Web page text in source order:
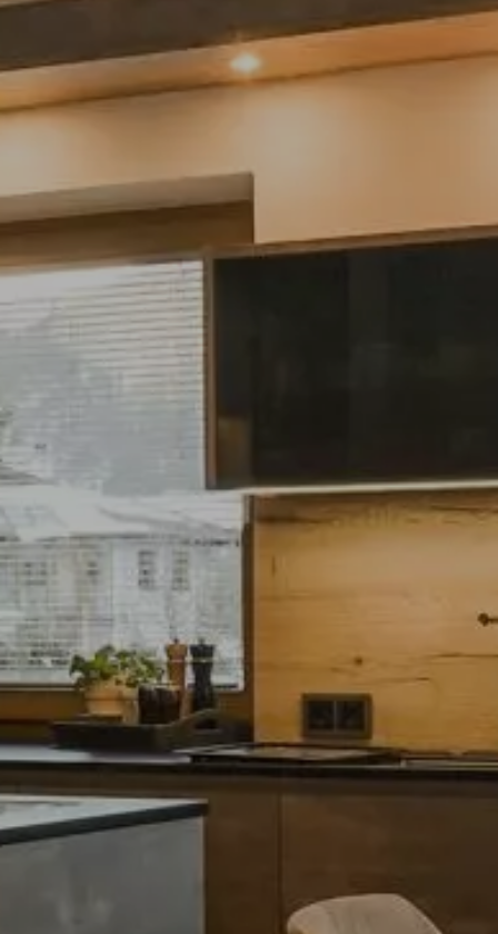
Möbelabverkauf
Küchen
Wohnen
Licht
Tischlerei
Referenzen
News
Jobs
Unternehmen
Kontakt